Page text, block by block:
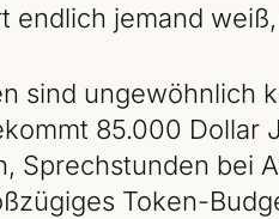
endlich jemand
sind ungewöhnlich
85.000 Dollar
Sprechstunden bei
Token-